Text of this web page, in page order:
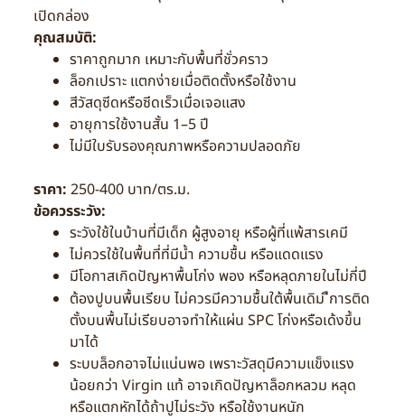
เปิดกล่อง
คุณสมบัติ:
ราคาถูกมาก เหมาะกับพื้นที่ชั่วคราว
ล็อกเปราะ แตกง่ายเมื่อติดตั้งหรือใช้งาน
สีวัสดุซีดหรือซีดเร็วเมื่อเจอแสง
อายุการใช้งานสั้น 1–5 ปี
ไม่มีใบรับรองคุณภาพหรือความปลอดภัย
ราคา: 250-400 บาท/ตร.ม.
ข้อควรระวัง:
ระวังใช้ในบ้านที่มีเด็ก ผู้สูงอายุ หรือผู้ที่แพ้สารเคมี
ไม่ควรใช้ในพื้นที่ที่มีน้ำ ความชื้น หรือแดดแรง
มีโอกาสเกิดปัญหาพื้นโก่ง พอง หรือหลุดภายในไม่กี่ปี
ต้องปูบนพื้นเรียบ ไม่ควรมีความชื้นใต้พื้นเดิม ืการติด
ตั้งบนพื้นไม่เรียบอาจทำให้แผ่น SPC โก่งหรือเด้งขึ้น
มาได้
ระบบล็อกอาจไม่แน่นพอ เพราะวัสดุมีความแข็งแรง
น้อยกว่า Virgin แท้ อาจเกิดปัญหาล็อกหลวม หลุด
หรือแตกหักได้ถ้าปูไม่ระวัง หรือใช้งานหนัก